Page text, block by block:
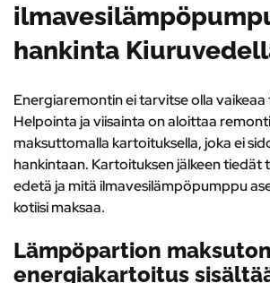
hankinta
Energiaremontin ei tarvitse olla vaikeaa
Helpointa ja viisainta onaloittaa
maksuttomalla kartoituksella, joka ei
hankintaan. Kartoituksen jälkeen tiedät
edetä ja mitä ilmavesilämpöpumppu
kotiisi maksaa.
Lämpöpartion maksuton
energiakartoitus